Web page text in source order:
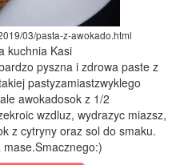
03/pasta-z-awokado.html
kuchnia Kasi
pyszna i zdrowa paste z
pastyzamiastzwyklego
awokadosok z 1/2
wzdluz, wydrazyc miazsz,
z cytryny oraz sol do smaku.